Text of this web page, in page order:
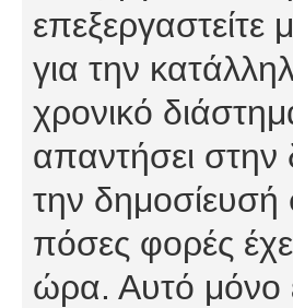
για την
χρονικό
απαντήσει
την δημοσίευσή
πόσες φορές
ώρα. Αυτό μόνο